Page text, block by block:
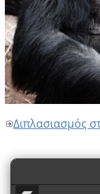
Διπλασιασμός